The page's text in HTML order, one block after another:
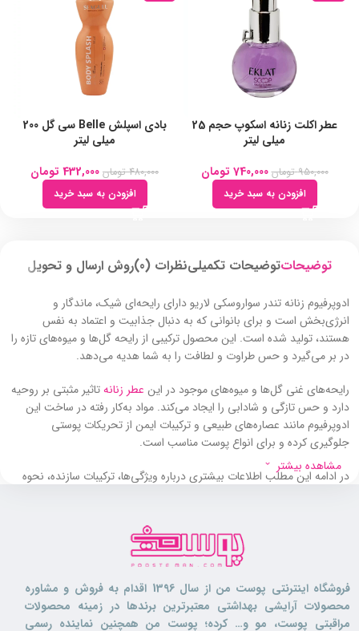
عطر اکلت زنانه اسکوپ حجم 25
میلی لیتر
950,000 تومان 740,000 تومان
افزودن به سبد خرید
بادی اسپلش Belle سی گل 200
میلی لیتر
480,000 تومان 432,000 تومان
افزودن به سبد خرید
توضیحاتتوضیحات تکمیلینظرات (0) روش ارسال و تحویل
ادوپرفیوم زنانه تندر سواروسکی لاریو دارای رایحه‌ای شیک، ماندگار و
انرژی‌بخش است و برای بانوانی که به دنبال جذابیت و اعتماد به نفس
هستند، تولید شده است. این محصول ترکیبی از رایحه‌ گل‌ها و میوه‌های تازه را
در بر می‌گیرد و حس طراوت و لطافت را به شما هدیه می‌دهد.
رایحه‌های غنی گل‌ها و میوه‌های موجود در این عطر زنانهتاثیر مثبتی بر روحیه
دارد و حس تازگی و شادابی را ایجاد می‌کند. مواد به‌کار رفته در ساخت این
ادوپرفیوم مانند عصاره‌های طبیعی و ترکیبات ایمن از تحریکات پوستی
جلوگیری کرده و برای انواع پوست مناسب است.
در ادامه این مطلب اطلاعات بیشتری درباره ویژگی‌ها، ترکیبات سازنده، نحوه
این محصول برای چه کسانی مفید است؟
این ادوپرفیوم برای بانوانی که قصد استفاده از یک عطر روزانه ماندگار با رایحه
ملایم گل و میوه را دارند، مناسب است. همچنین کسانی که پوستشان حساس
است نیز می‌توانند از ادوپرفیوم زنانه تندر سواروسکی لاریو استفاده کنند.
مشاهده بیشتر
فروشگاه اینترنتی پوست من از سال 1396 اقدام به فروش و مشاوره
محصولات آرایشی بهداشتی معتبرترین برندها در زمینه محصولات
مراقبتی پوست، مو و… کرده؛ پوست من همچنین نماینده رسمی